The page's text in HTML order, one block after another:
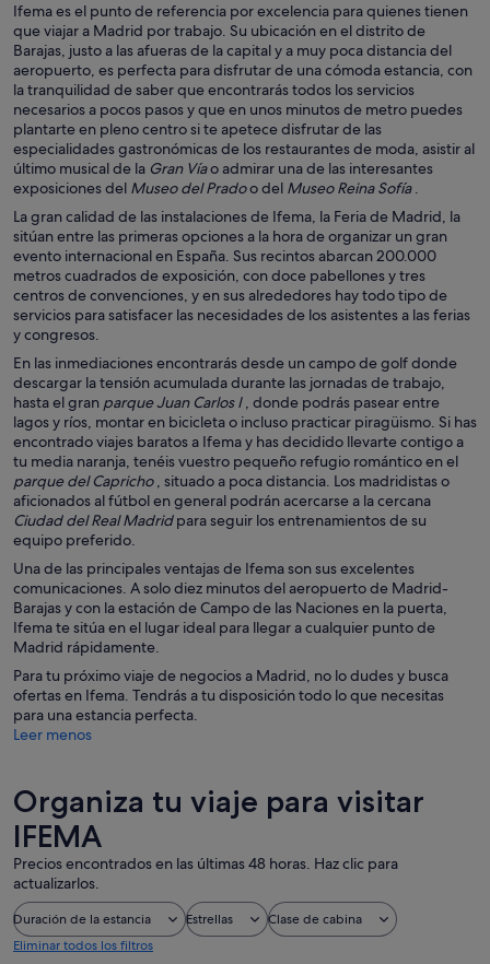
Ifema es el punto de referencia por excelencia para quienes tienen
que viajar a Madrid por trabajo. Su ubicación en el distrito de
Barajas, justo a las afueras de la capital y a muy poca distancia del
aeropuerto, es perfecta para disfrutar de una cómoda estancia, con
la tranquilidad de saber que encontrarás todos los servicios
necesarios a pocos pasos y que en unos minutos de metro puedes
plantarte en pleno centro si te apetece disfrutar de las
especialidades gastronómicas de los restaurantes de moda, asistir al
último musical de la Gran Víao admirar una de las interesantes
exposiciones del Museo del Pradoo del Museo Reina Sofía.
La gran calidad de las instalaciones de Ifema, la Feria de Madrid, la
sitúan entre las primeras opciones a la hora de organizar un gran
evento internacional en España. Sus recintos abarcan 200.000
metros cuadrados de exposición, con doce pabellones y tres
centros de convenciones, y en sus alrededores hay todo tipo de
servicios para satisfacer las necesidades de los asistentes a las ferias
y congresos.
En las inmediaciones encontrarás desde un campo de golf donde
descargar la tensión acumulada durante las jornadas de trabajo,
hasta el gran parque Juan Carlos I, donde podrás pasear entre
lagos y ríos, montar en bicicleta o incluso practicar piragüismo. Si has
encontrado viajes baratos a Ifema y has decidido llevarte contigo a
tu media naranja, tenéis vuestro pequeño refugio romántico en el
parque del Capricho, situado a poca distancia. Los madridistas o
aficionados al fútbol en general podrán acercarse a la cercana
Ciudad del Real Madridpara seguir los entrenamientos de su
equipo preferido.
Una de las principales ventajas de Ifema son sus excelentes
comunicaciones. A solo diez minutos del aeropuerto de Madrid-
Barajas y con la estación de Campo de las Naciones en la puerta,
Ifema te sitúa en el lugar ideal para llegar a cualquier punto de
Madrid rápidamente.
Para tu próximo viaje de negocios a Madrid, no lo dudes y busca
ofertas en Ifema. Tendrás a tu disposición todo lo que necesitas
para una estancia perfecta.
Leer menos
Organiza tu viaje para visitar
IFEMA
Precios encontrados en las últimas 48 horas. Haz clic para
actualizarlos.
Duración de la estancia Estrellas
Clase de cabina
Eliminar todos los filtros